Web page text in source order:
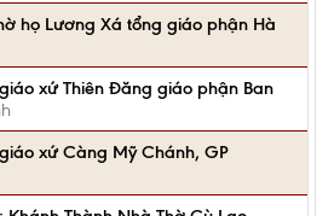
họ Lương Xá tổng giáo phận Hà
xứ Thiên Đăng giáo phận Ban
xứ Càng Mỹ Chánh, GP